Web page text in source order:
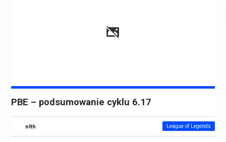
PBE – podsumowanie cyklu 6.17
nlth League of Legends